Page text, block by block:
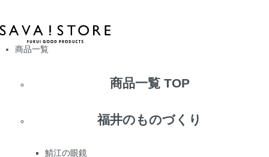
商品一覧
商品一覧 TOP
福井のものづくり
鯖江の眼鏡